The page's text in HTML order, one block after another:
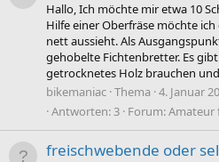
Hallo, Ich möchte mir etwa 10
Hilfe einer Oberfräse möchte
nett aussieht. Als
gehobelte Fichtenbretter. Es
getrocknetes Holz brauchen
bikemaniac Thema 4. Januar
Antworten: 3 Forum:Amateur
freischwebende oder